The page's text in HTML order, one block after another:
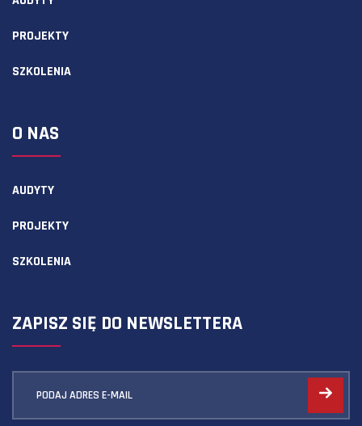
PROJEKTY
SZKOLENIA
O NAS
AUDYTY
PROJEKTY
SZKOLENIA
ZAPISZ SIĘ DO NEWSLETTERA
PODAJ ADRES E-MAIL